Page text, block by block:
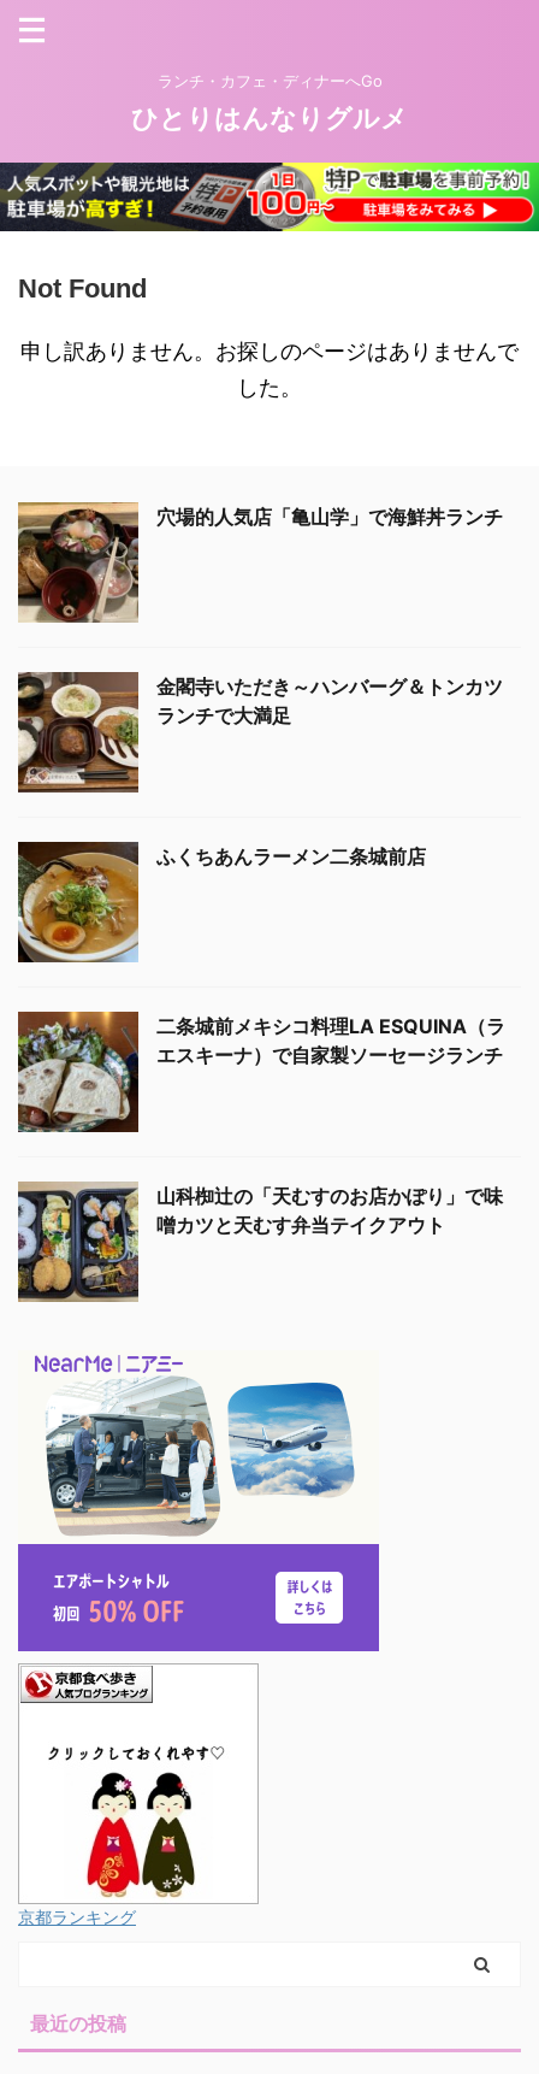
ランチ・カフェ・ディナーへGo
ひとりはんなりグルメ
Not Found
申し訳ありません。お探しのページはありませんで
した。
穴場的人気店「亀山学」で海鮮丼ランチ
金閣寺いただき～ハンバーグ＆トンカツ
ランチで大満足
ふくちあんラーメン二条城前店
二条城前メキシコ料理LA ESQUINA（ラ
エスキーナ）で自家製ソーセージランチ
山科椥辻の「天むすのお店かぽり」で味
噌カツと天むす弁当テイクアウト
京都ランキング
最近の投稿